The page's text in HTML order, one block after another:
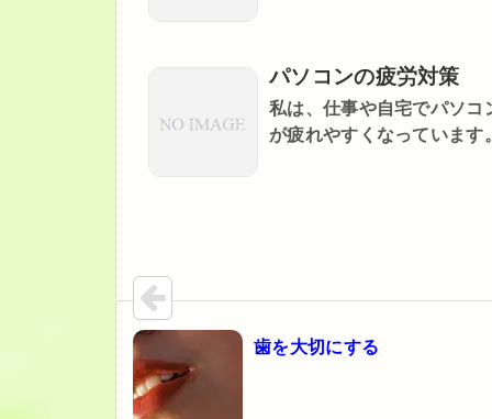
パソコンの疲労対策
私は、仕事や自宅でパソコ
が疲れやすくなっています
歯を大切にする